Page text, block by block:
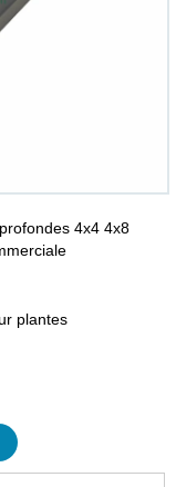
4x4 4x8
plantes